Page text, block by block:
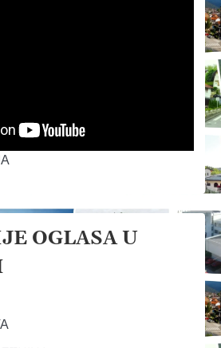
OGLASA U